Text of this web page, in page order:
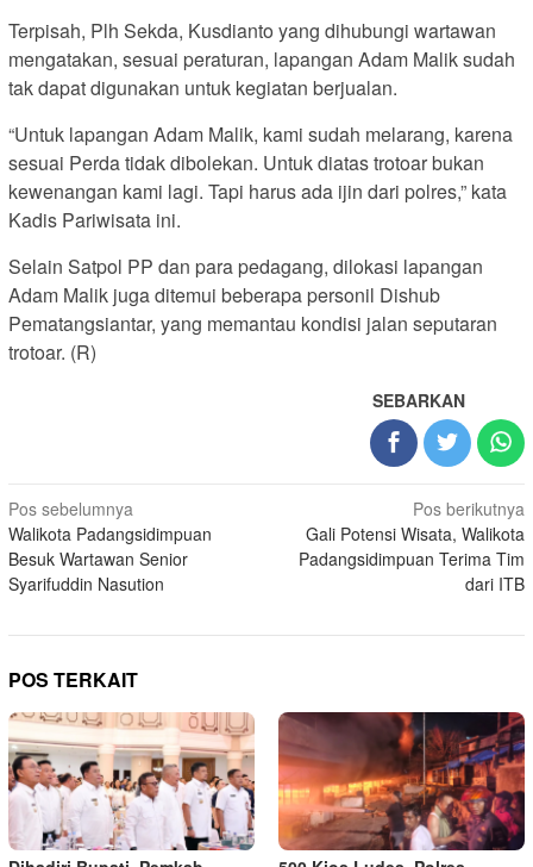
Terpisah, Plh Sekda, Kusdianto yang dihubungi wartawan
mengatakan, sesuai peraturan, lapangan Adam Malik sudah
tak dapat digunakan untuk kegiatan berjualan.
“Untuk lapangan Adam Malik, kami sudah melarang, karena
sesuai Perda tidak dibolekan. Untuk diatas trotoar bukan
kewenangan kami lagi. Tapi harus ada ijin dari polres,” kata
Kadis Pariwisata ini.
Selain Satpol PP dan para pedagang, dilokasi lapangan
Adam Malik juga ditemui beberapa personil Dishub
Pematangsiantar, yang memantau kondisi jalan seputaran
trotoar. (R)
SEBARKAN
Navigasi
pos
Pos sebelumnya
Walikota Padangsidimpuan
Besuk Wartawan Senior
Syarifuddin Nasution
Pos berikutnya
Gali Potensi Wisata, Walikota
Padangsidimpuan Terima Tim
dari ITB
POS TERKAIT